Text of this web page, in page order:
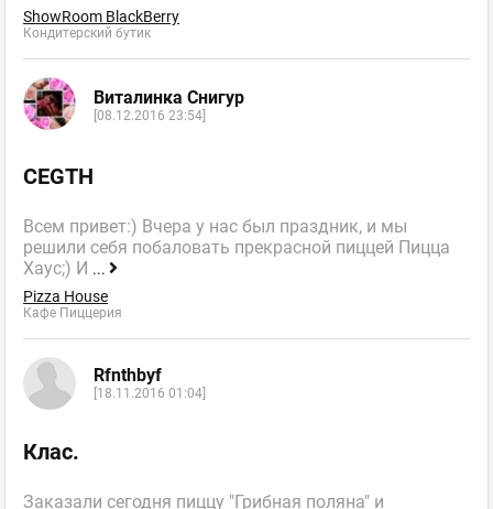
ShowRoom BlackBerry
Кондитерский бутик
Виталинка Снигур
[08.12.2016 23:54]
CEGTH
Всем привет:) Вчера у нас был праздник, и мы
решили себя побаловать прекрасной пиццей Пицца
Хаус;) И ...
Pizza House
Кафе Пиццерия
Rfnthbyf
[18.11.2016 01:04]
Клас.
Заказали сегодня пиццу "Грибная поляна" и